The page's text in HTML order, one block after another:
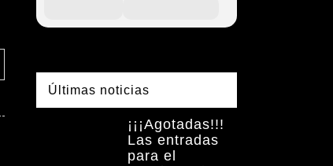
Últimas noticias
¡¡¡Agotadas!!!
Las entradas
para el